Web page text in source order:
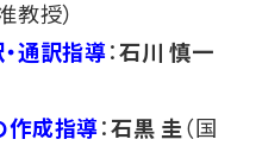
教授）
通訳指導：石川 慎一
作成指導：石黒 圭 （国